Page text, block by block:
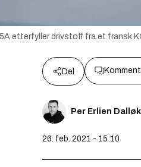
etterfyller drivstoff fra et fransk
Del
Per Erlien
26. feb. 2021 - 15:10